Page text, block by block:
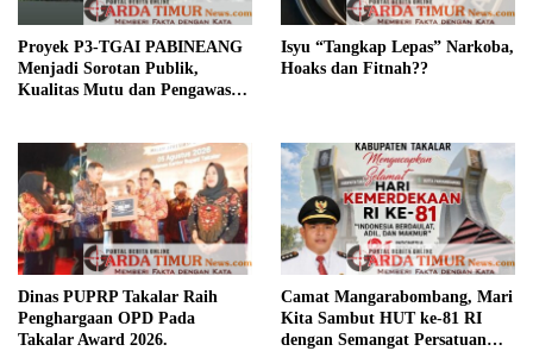
Proyek P3-TGAI PABINEANG
Menjadi Sorotan Publik,
Kualitas Mutu dan Pengawasan
Isyu “Tangkap Lepas” Narkoba,
Hoaks dan Fitnah??
Dinas PUPRP Takalar Raih
Penghargaan OPD Pada
Takalar Award 2026.
Camat Mangarabombang, Mari
Kita Sambut HUT ke-81 RI
dengan Semangat Persatuan